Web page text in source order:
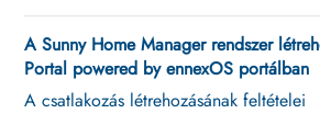
A Sunny Home Manager rendszer
Portal powered by ennexOS portálban
A csatlakozás létrehozásának feltételei